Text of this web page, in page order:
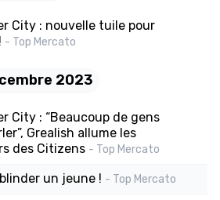
City : nouvelle tuile pour
- Top Mercato
2023
City : “Beaucoup de gens
Grealish allume les
des Citizens - Top Mercato
blinder un jeune ! - Top Mercato